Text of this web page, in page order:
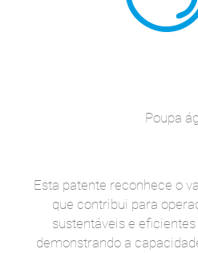
Poupa
Esta patente reconhece o
que contribui para
sustentáveis e
demonstrando a